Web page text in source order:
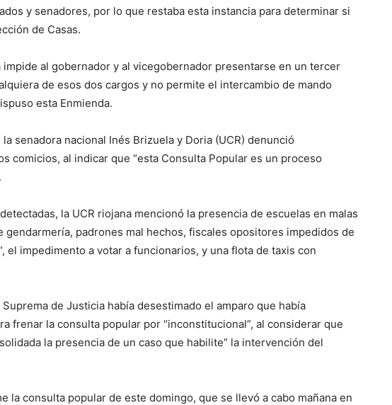
y senadores, por lo que restaba esta instancia para determinar si
de Casas.
impide al gobernador y al vicegobernador presentarse en un tercer
de esos dos cargos y no permite el intercambio de mando
esta Enmienda.
senadora nacional Inés Brizuela y Doria (UCR) denunció
comicios, al indicar que “esta Consulta Popular es un proceso
la UCR riojana mencionó la presencia de escuelas en malas
gendarmería, padrones mal hechos, fiscales opositores impedidos de
el impedimento a votar a funcionarios, y una flota de taxis con
de Justicia había desestimado el amparo que había
frenar la consulta popular por “inconstitucional”, al considerar que
la presencia de un caso que habilite” la intervención del
la consulta popular de este domingo, que se llevó a cabo mañana en